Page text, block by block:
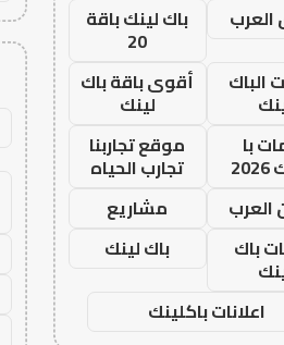
باك لينك باقة
20
الباك
أقوى باقة باك
لينك
با
موقع تجاربنا
تجارب الحياه
العرب
مشاريع
باك
باك لينك
اعلانات باكلينك